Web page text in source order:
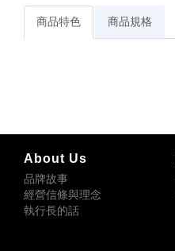
商品特色 商品規格
About Us
品牌故事
經營信條與理念
執行長的話